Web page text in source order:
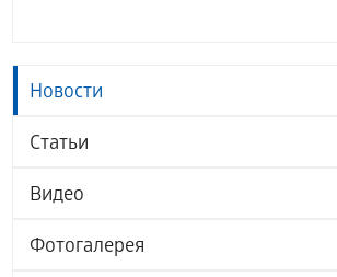
Новости
Статьи
Видео
Фотогалерея